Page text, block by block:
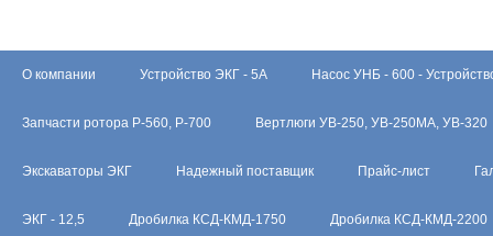
О компании Устройство ЭКГ - 5А Насос УНБ - 600 -
Запчасти ротора Р-560, Р-700 Вертлюги УВ-250, УВ-250МА, УВ-320
Экскаваторы ЭКГ Надежный поставщик Прайс-лист
ЭКГ - 12,5 Дробилка КСД-КМД-1750 Дробилка КСД-КМД-2200